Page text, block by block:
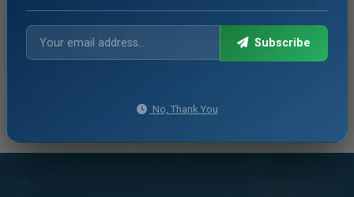
弊社サービスへのお問い合わせは、 フォーム
りご連絡ください。
Subscribe
No, Thank You